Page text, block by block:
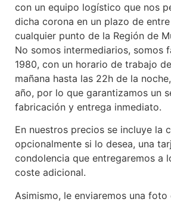
con un equipo logístico que nos
dicha corona en un plazo de
cualquier punto de la Región de
No somos intermediarios, somos
1980, con un horario de trabajo
mañana hasta las 22h de la
año, por lo que garantizamos un
fabricación y entrega inmediato.
En nuestros precios se incluye la
opcionalmente si lo desea, una
condolencia que entregaremos a
coste adicional.
Asimismo, le enviaremos una